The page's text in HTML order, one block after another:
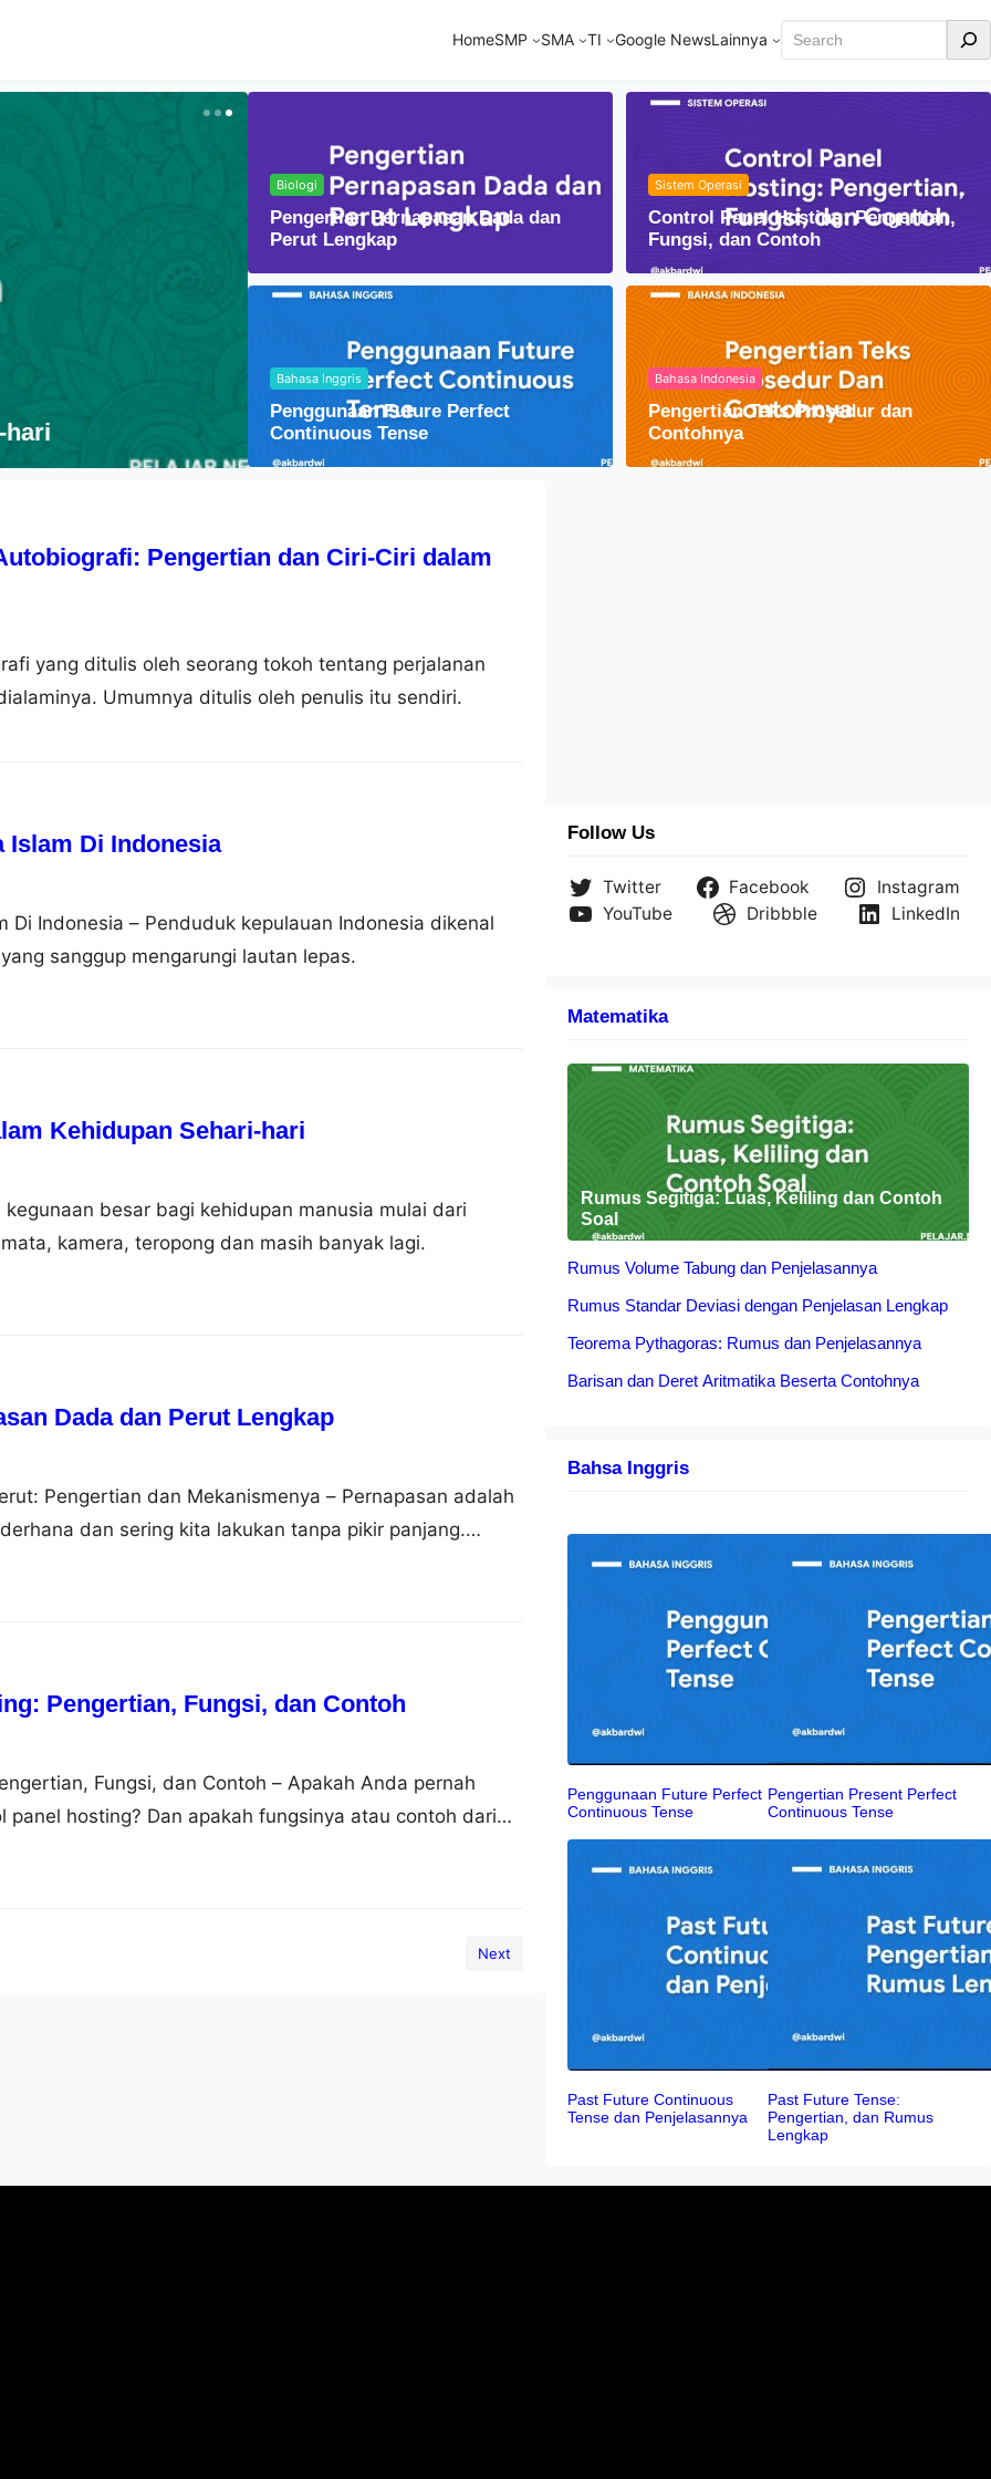
HomeSMP SMA TI Google NewsLainnya Cari
hari
Bahasa Indonesia
Menyelami Makna Autobiografi: Pengertian dan Ciri-Ciri
dalam Sastra
Biologi
Pengertian Pernapasan Dada dan
Perut Lengkap
Sistem Operasi
Control Panel Hosting: Pengertian,
Fungsi, dan Contoh
Bahasa Inggris
Penggunaan Future Perfect
Continuous Tense
Bahasa Indonesia
Pengertian Teks Prosedur dan
Contohnya
Pengertian dan Ciri-Ciri dalam
yang ditulis oleh seorang tokoh tentang perjalanan
Umumnya ditulis oleh penulis itu sendiri.
Islam Di Indonesia
Di Indonesia – Penduduk kepulauan Indonesia dikenal
sanggup mengarungi lautan lepas.
Kehidupan Sehari-hari
besar bagi kehidupan manusia mulai dari
kamera, teropong dan masih banyak lagi.
Dada dan Perut Lengkap
Pengertian dan Mekanismenya – Pernapasan adalah
dan sering kita lakukan tanpa pikir panjang.
yaitu pernapasan dada dan pernapasan perut.
Pengertian, Fungsi, dan Contoh
Fungsi, dan Contoh – Apakah Anda pernah
panel hosting? Dan apakah fungsinya atau contoh dari
Jika Anda belum tahu tentang semua itu, jangan
ke artikel yang tepat. Pada artikel ini akan dijelaskan
Next
Follow Us
Twitter Facebook
Instagram
YouTube
Dribbble LinkedIn
Matematika
Rumus Segitiga: Luas, Keliling dan Contoh
Soal
Rumus Volume Tabung dan Penjelasannya
Rumus Standar Deviasi dengan Penjelasan Lengkap
Teorema Pythagoras: Rumus dan Penjelasannya
Barisan dan Deret Aritmatika Beserta Contohnya
Bahsa Inggris
Penggunaan Future Perfect
Continuous Tense
Pengertian Present Perfect
Continuous Tense
Past Future Continuous
Tense dan Penjelasannya
Past Future Tense:
Pengertian, dan Rumus
Lengkap